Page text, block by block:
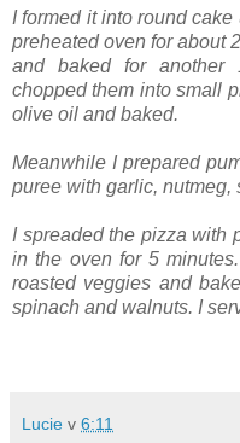
I formed it into round
preheated oven for about
and baked for another
chopped them into small
olive oil and baked.
Meanwhile I prepared
puree with garlic, nutmeg,
I spreaded the pizza with
in the oven for 5
roasted veggies and
spinach and walnuts. I
Lucie v 6:11